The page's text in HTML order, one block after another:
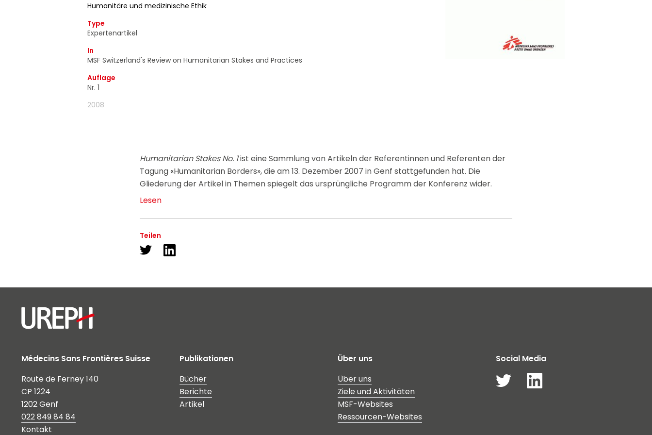
Humanitäre und medizinische Ethik
Type
Expertenartikel
In
MSF Switzerland's Review on Humanitarian Stakes and Practices
Auflage
Nr. 1
2008
Humanitarian Stakes No. 1ist eine Sammlung von Artikeln der Referentinnen und Referenten der
Tagung «Humanitarian Borders», die am 13. Dezember 2007 in Genf stattgefunden hat. Die
Gliederung der Artikel in Themen spiegelt das ursprüngliche Programm der Konferenz wider.
Lesen
Teilen
Médecins Sans Frontières Suisse
Route de Ferney 140
CP 1224
1202 Genf
022 849 84 84
Kontakt
Publikationen
Bücher
Berichte
Artikel
Über uns
Über uns
Ziele und Aktivitäten
MSF-Websites
Ressourcen-Websites
Social Media
d'information ainsi que des informations concernant nos activités. Vous pouvez à tout